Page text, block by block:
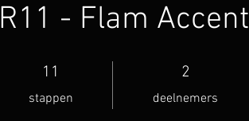
R11 - Flam Accent
11
stappen
11 stappen 2
deelnemers
2 deelnemers